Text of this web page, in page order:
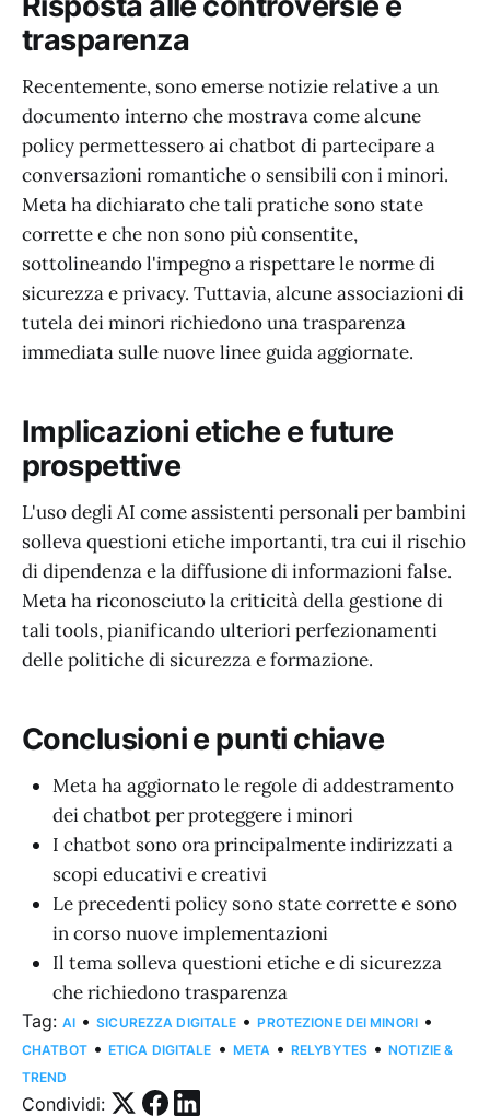
trasparenza
Recentemente, sono emerse notizie relative a un
documento interno che mostrava come alcune
policy permettessero ai chatbot di partecipare a
conversazioni romantiche o sensibili con i minori.
Meta ha dichiarato che tali pratiche sono state
corrette e che non sono più consentite,
sottolineando l'impegno a rispettare le norme di
sicurezza e privacy. Tuttavia, alcune associazioni di
tutela dei minori richiedono una trasparenza
immediata sulle nuove linee guida aggiornate.
Implicazioni etiche e future
prospettive
L'uso degli AI come assistenti personali per bambini
solleva questioni etiche importanti, tra cui il rischio
di dipendenza e la diffusione di informazioni false.
Meta ha riconosciuto la criticità della gestione di
tali tools, pianificando ulteriori perfezionamenti
delle politiche di sicurezza e formazione.
Conclusioni e punti chiave
Meta ha aggiornato le regole di addestramento
dei chatbot per proteggere i minori
I chatbot sono ora principalmente indirizzati a
scopi educativi e creativi
Le precedenti policy sono state corrette e sono
in corso nuove implementazioni
Il tema solleva questioni etiche e di sicurezza
che richiedono trasparenza
Tag: AI • SICUREZZA DIGITALE • PROTEZIONE DEI MINORI •
CHATBOT • ETICA DIGITALE • META • RELYBYTES • NOTIZIE &
TREND
Condividi: